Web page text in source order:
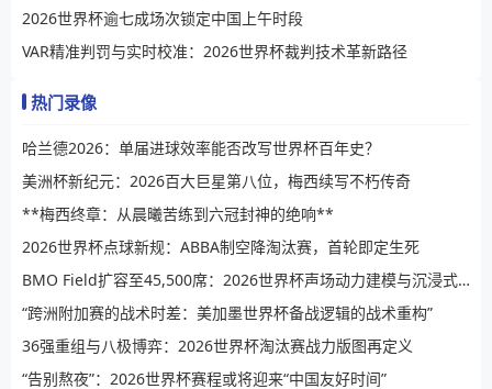
2026世界杯逾七成场次锁定中国上午时段
VAR精准判罚与实时校准：2026世界杯裁判技术革新路径
热门录像
哈兰德2026：单届进球效率能否改写世界杯百年史？
美洲杯新纪元：2026百大巨星第八位，梅西续写不朽传奇
**梅西终章：从晨曦苦练到六冠封神的绝响**
2026世界杯点球新规：ABBA制空降淘汰赛，首轮即定生死
BMO Field扩容至45,500席：2026世界杯声场动力建模与沉浸式观赛效能评估
“跨洲附加赛的战术时差：美加墨世界杯备战逻辑的战术重构”
36强重组与八极博弈：2026世界杯淘汰赛战力版图再定义
“告别熬夜”：2026世界杯赛程或将迎来“中国友好时间”